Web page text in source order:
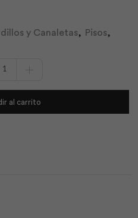
y Canaletas, Pisos,
al carrito